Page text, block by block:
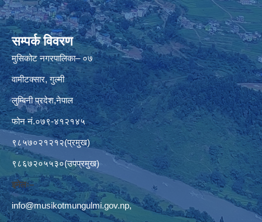
सम्पर्क विवरण
मुसिकोट नगरपालिका– ०७
वामीटक्सार, गुल्मी
लुम्बिनी प्रदेश,नेपाल
फोन नं.०७९-४१२१४५
९८५७०२१२१२(प्रमुख)
९८६७२०५५३०(उपप्रमुख)
इमेलः–
info@musikotmungulmi.gov.np,